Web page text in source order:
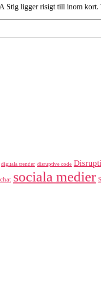
Stig ligger risigt till inom kort.
digitala trender disruptive code
sociala medier